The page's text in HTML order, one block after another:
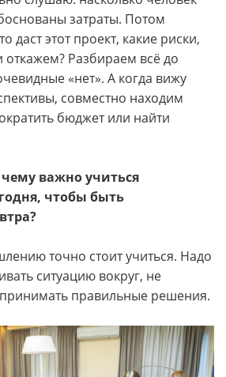
затраты. Потом
даст этот проект, какие риски,
откажем? Разбираем всё до
«нет». А когда вижу
совместно находим
бюджет или найти
важно учиться
чтобы быть
точно стоит учиться. Надо
ситуацию вокруг, не
правильные решения.